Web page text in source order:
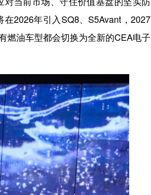
2026年引入SQ8、S5Avant，2027
燃油车型都会切换为全新的CEA电子